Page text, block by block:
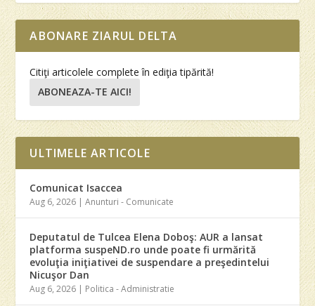
ABONARE ZIARUL DELTA
Citiţi articolele complete în ediţia tipărită!
ABONEAZA-TE AICI!
ULTIMELE ARTICOLE
Comunicat Isaccea
Aug 6, 2026 |Anunturi - Comunicate
Deputatul de Tulcea Elena Doboş: AUR a lansat
platforma suspeND.ro unde poate fi urmărită
evoluţia iniţiativei de suspendare a preşedintelui
Nicuşor Dan
Aug 6, 2026 | Politica - Administratie